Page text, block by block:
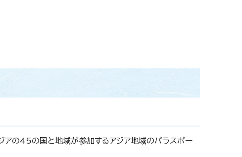
アの45の国と地域が参加するアジア地域のパラスポー